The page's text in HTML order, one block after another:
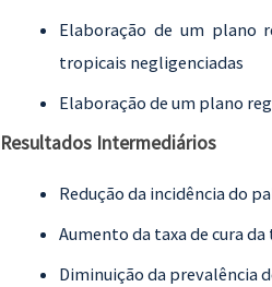
Elaboração de um plano
tropicais negligenciadas
Elaboração de um plano
Resultados Intermediários
Redução da incidência do
Aumento da taxa de cura
Diminuição da prevalência